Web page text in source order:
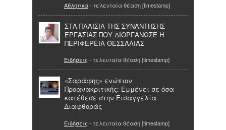
Αθλητικά- τελευταία θέαση [timestamp]
ΣΤΑ ΠΛΑΙΣΙΑ ΤΗΣ ΣΥΝΑΝΤΗΣΗΣ
ΕΡΓΑΣΙΑΣ ΠΟΥ ΔΙΟΡΓΑΝΩΣΕ Η
ΠΕΡΙΦΕΡΕΙΑ ΘΕΣΣΑΛΙΑΣ
Ειδήσεις - τελευταία θέαση [timestamp]
«Σαράφης» ενώπιον
Προανακριτικής: Εμμένει σε όσα
κατέθεσε στην Εισαγγελία
Διαφθοράς
Ειδήσεις - τελευταία θέαση [timestamp]